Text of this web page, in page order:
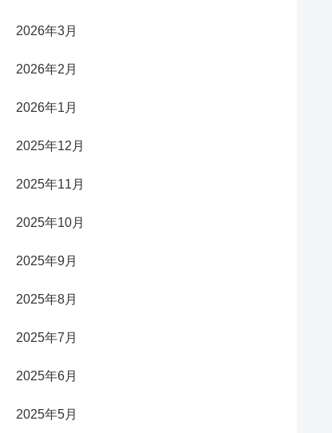
2026年3月
2026年2月
2026年1月
2025年12月
2025年11月
2025年10月
2025年9月
2025年8月
2025年7月
2025年6月
2025年5月